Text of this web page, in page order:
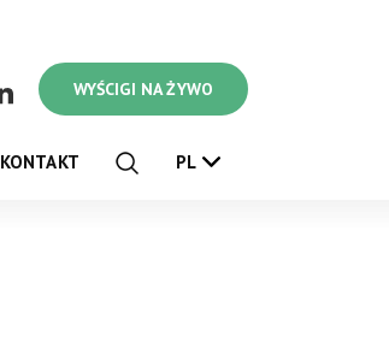
WYŚCIGI NA ŻYWO
KONTAKT PL